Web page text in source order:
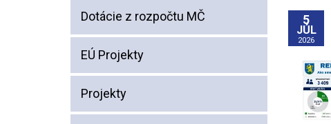
Dotácie z rozpočtu MČ
EÚ Projekty
Projekty
5
JÚL
2026